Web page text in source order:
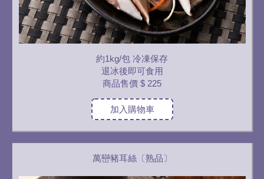
約1kg/包 冷凍保存
退冰後即可食用
商品售價 $ 225
加入購物車
萬巒豬耳絲〔熟品〕